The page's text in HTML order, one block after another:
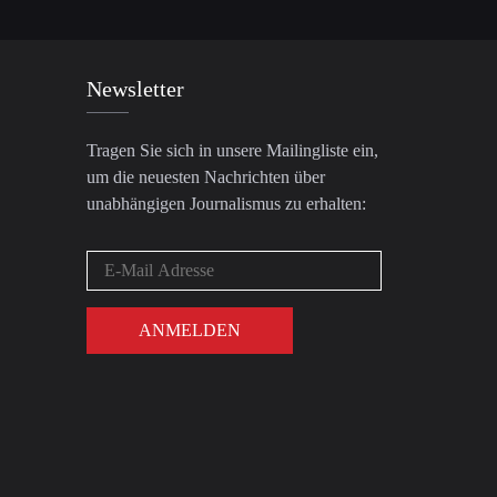
Newsletter
Tragen Sie sich in unsere Mailingliste ein,
um die neuesten Nachrichten über
unabhängigen Journalismus zu erhalten: